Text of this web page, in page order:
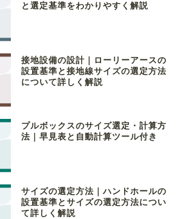
と選定基準をわかりやすく解説
接地設備の設計｜ローリーアースの
設置基準と接地線サイズの選定方法
について詳しく解説
プルボックスのサイズ選定・計算方
法｜早見表と自動計算ツール付き
サイズの選定方法｜ハンドホールの
設置基準とサイズの選定方法につい
て詳しく解説